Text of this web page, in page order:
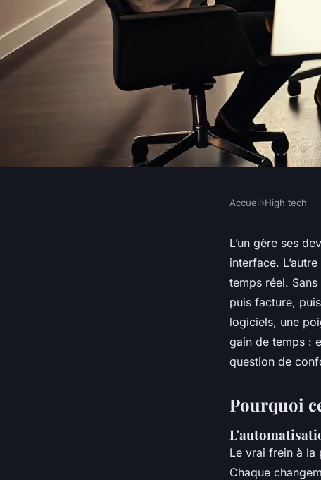
Découvrez le
améliorer votre
Accueil›High tech
L’un gère ses
interface.
temps réel.
puis facture,
logiciels, une
gain de temps :
question de
Pourquoi
Le vrai frein à la
Chaque